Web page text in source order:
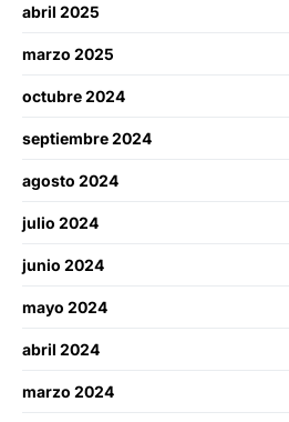
abril 2025
marzo 2025
octubre 2024
septiembre 2024
agosto 2024
julio 2024
junio 2024
mayo 2024
abril 2024
marzo 2024